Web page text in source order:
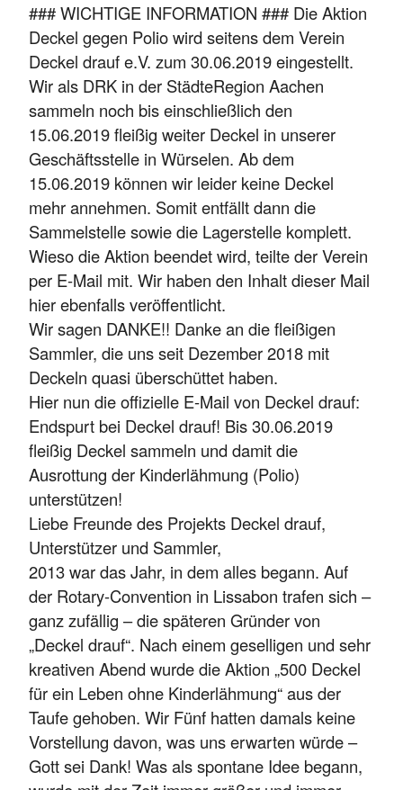
### WICHTIGE INFORMATION ### Die Aktion
Deckel gegen Polio wird seitens dem Verein
Deckel drauf e.V. zum 30.06.2019 eingestellt.
Wir als DRK in der StädteRegion Aachen
sammeln noch bis einschließlich den
15.06.2019 fleißig weiter Deckel in unserer
Geschäftsstelle in Würselen. Ab dem
15.06.2019 können wir leider keine Deckel
mehr annehmen. Somit entfällt dann die
Sammelstelle sowie die Lagerstelle komplett.
Wieso die Aktion beendet wird, teilte der Verein
per E-Mail mit. Wir haben den Inhalt dieser Mail
hier ebenfalls veröffentlicht.
Wir sagen DANKE!! Danke an die fleißigen
Sammler, die uns seit Dezember 2018 mit
Deckeln quasi überschüttet haben.
Hier nun die offizielle E-Mail von Deckel drauf:
Endspurt bei Deckel drauf! Bis 30.06.2019
fleißig Deckel sammeln und damit die
Ausrottung der Kinderlähmung (Polio)
unterstützen!
Liebe Freunde des Projekts Deckel drauf,
Unterstützer und Sammler,
2013 war das Jahr, in dem alles begann. Auf
der Rotary-Convention in Lissabon trafen sich –
ganz zufällig – die späteren Gründer von
„Deckel drauf“. Nach einem geselligen und sehr
kreativen Abend wurde die Aktion „500 Deckel
für ein Leben ohne Kinderlähmung“ aus der
Taufe gehoben. Wir Fünf hatten damals keine
Vorstellung davon, was uns erwarten würde –
Gott sei Dank! Was als spontane Idee begann,